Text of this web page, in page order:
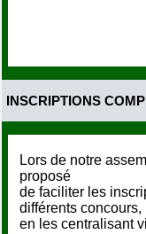
INSCRIPTIONS
Lors de notre
proposé
de faciliter les
différents concours,
en les centralisant